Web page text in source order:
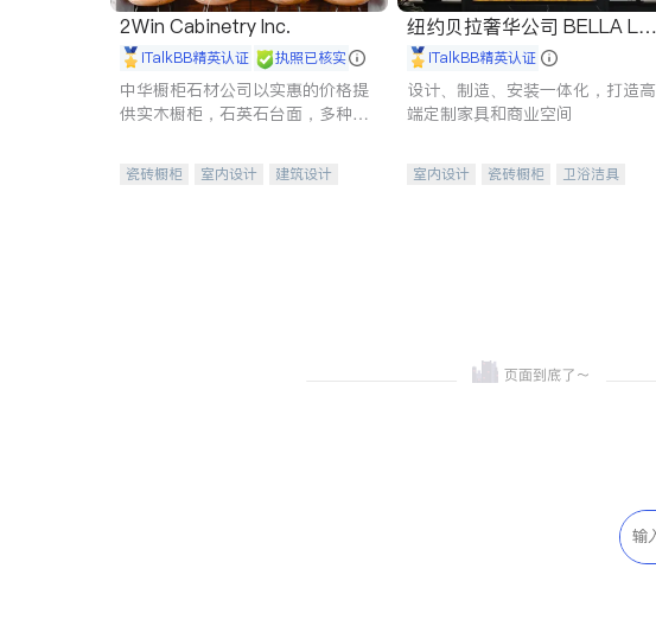
2Win Cabinetry Inc.
iTalkBB精英认证 执照已核实
中华橱柜石材公司以实惠的价格提
供实木橱柜，石英石台面，多种优
瓷砖橱柜 室内设计
建筑设计
纽约贝拉奢华公司 BELLA LUX
E iTalkBB精英认证
设计、制造、安装一体化，打造高
端定制家具和商业空间
室内设计 瓷砖橱柜
卫浴洁具